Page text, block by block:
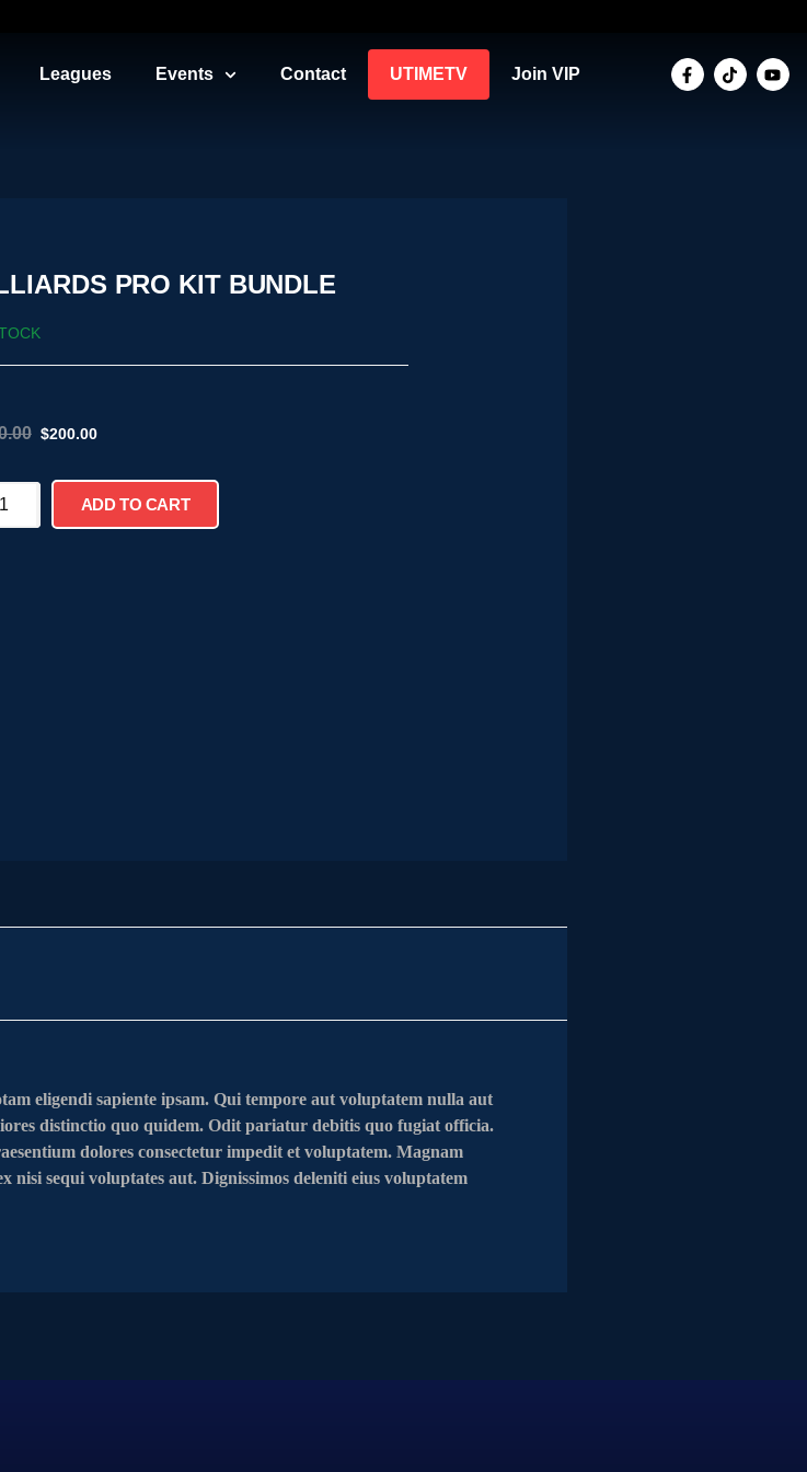
Leagues Events Contact UTIMETV Join VIP
PRO KIT BUNDLE
$200.00
ADD TO CART
eligendi sapiente ipsam. Qui tempore aut voluptatem nulla aut
distinctio quo quidem. Odit pariatur debitis quo fugiat officia.
dolores consectetur impedit et voluptatem. Magnam
sequi voluptates aut. Dignissimos deleniti eius voluptatem